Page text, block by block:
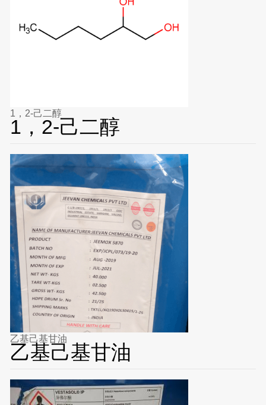
1，2-己二醇
1，2-己二醇
乙基己基甘油
乙基己基甘油